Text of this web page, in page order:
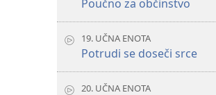
Poučno za občinstvo
19. UČNA ENOTA
Potrudi se doseči srce
20. UČNA ENOTA